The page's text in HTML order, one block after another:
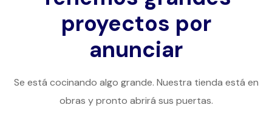
proyectos por
anunciar
Se está cocinando algo grande. Nuestra tienda está en
obras y pronto abrirá sus puertas.